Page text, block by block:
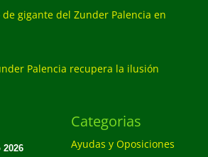
de gigante del Zunder Palencia en
Palencia recupera la ilusión
2026
Categorias
Ayudas y Oposiciones